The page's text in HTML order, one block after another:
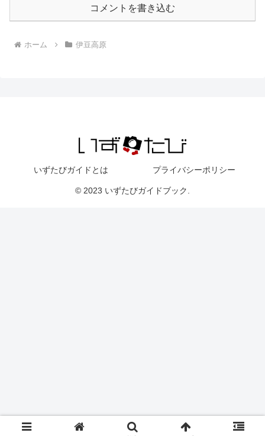
コメントを書き込む
ホーム 伊豆高原
いずたびガイドとは プライバシーポリシー
© 2023 いずたびガイドブック.